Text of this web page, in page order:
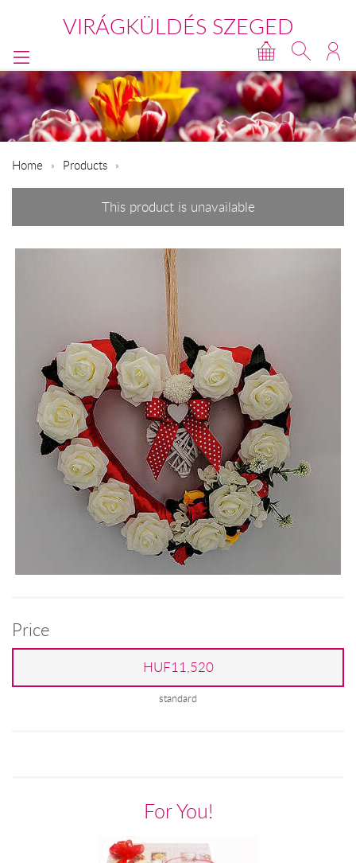
VIRÁGKÜLDÉS SZEGED
Home Products
This product is unavailable
Price
HUF11,520
standard
For You!